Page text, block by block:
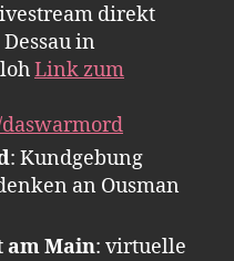
direkt
in
Link zum
: Kundgebung
an Ousman
am Main: virtuelle